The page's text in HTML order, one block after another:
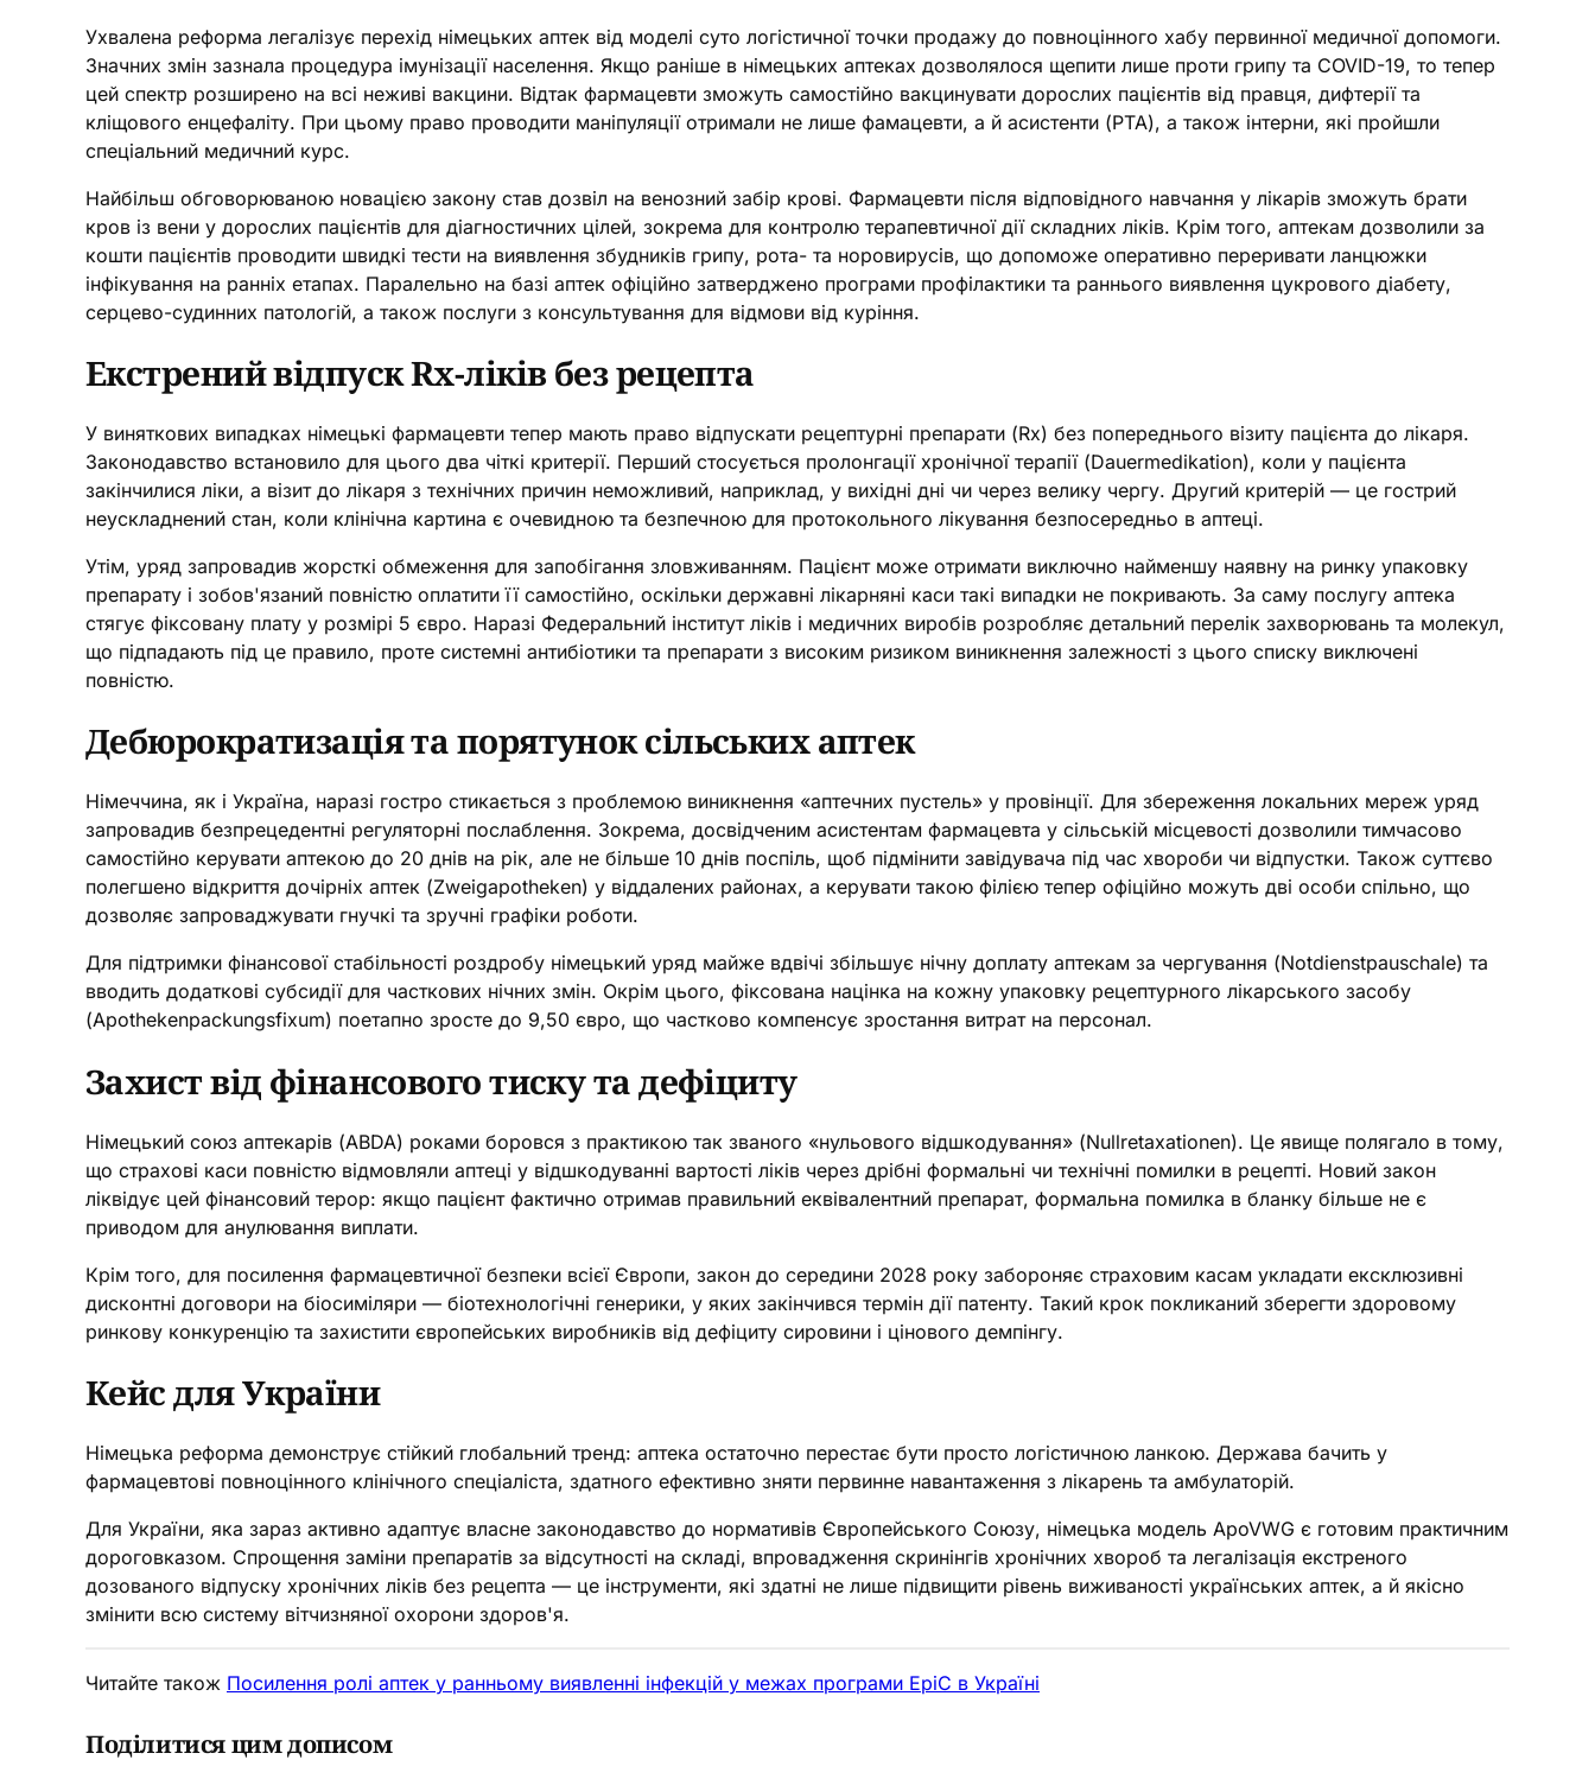
Ухвалена реформа легалізує перехід німецьких аптек від моделі суто логістичної точки продажу до повноцінного хабу первинної медичної допомоги.
Значних змін зазнала процедура імунізації населення. Якщо раніше в німецьких аптеках дозволялося щепити лише проти грипу та COVID-19, то тепер
цей спектр розширено на всі неживі вакцини. Відтак фармацевти зможуть самостійно вакцинувати дорослих пацієнтів від правця, дифтерії та
кліщового енцефаліту. При цьому право проводити маніпуляції отримали не лише фамацевти, а й асистенти (PTA), а також інтерни, які пройшли
спеціальний медичний курс.
Найбільш обговорюваною новацією закону став дозвіл на венозний забір крові. Фармацевти після відповідного навчання у лікарів зможуть брати
кров із вени у дорослих пацієнтів для діагностичних цілей, зокрема для контролю терапевтичної дії складних ліків. Крім того, аптекам дозволили за
кошти пацієнтів проводити швидкі тести на виявлення збудників грипу, рота- та норовирусів, що допоможе оперативно переривати ланцюжки
інфікування на ранніх етапах. Паралельно на базі аптек офіційно затверджено програми профілактики та раннього виявлення цукрового діабету,
серцево-судинних патологій, а також послуги з консультування для відмови від куріння.
Екстрений відпуск Rx-ліків без рецепта
У виняткових випадках німецькі фармацевти тепер мають право відпускати рецептурні препарати (Rx) без попереднього візиту пацієнта до лікаря.
Законодавство встановило для цього два чіткі критерії. Перший стосується пролонгації хронічної терапії (Dauermedikation), коли у пацієнта
закінчилися ліки, а візит до лікаря з технічних причин неможливий, наприклад, у вихідні дні чи через велику чергу. Другий критерій — це гострий
неускладнений стан, коли клінічна картина є очевидною та безпечною для протокольного лікування безпосередньо в аптеці.
Утім, уряд запровадив жорсткі обмеження для запобігання зловживанням. Пацієнт може отримати виключно найменшу наявну на ринку упаковку
препарату і зобов'язаний повністю оплатити її самостійно, оскільки державні лікарняні каси такі випадки не покривають. За саму послугу аптека
стягує фіксовану плату у розмірі 5 євро. Наразі Федеральний інститут ліків і медичних виробів розробляє детальний перелік захворювань та молекул,
що підпадають під це правило, проте системні антибіотики та препарати з високим ризиком виникнення залежності з цього списку виключені
повністю.
Дебюрократизація та порятунок сільських аптек
Німеччина, як і Україна, наразі гостро стикається з проблемою виникнення «аптечних пустель» у провінції. Для збереження локальних мереж уряд
запровадив безпрецедентні регуляторні послаблення. Зокрема, досвідченим асистентам фармацевта у сільській місцевості дозволили тимчасово
самостійно керувати аптекою до 20 днів на рік, але не більше 10 днів поспіль, щоб підмінити завідувача під час хвороби чи відпустки. Також суттєво
полегшено відкриття дочірніх аптек (Zweigapotheken) у віддалених районах, а керувати такою філією тепер офіційно можуть дві особи спільно, що
дозволяє запроваджувати гнучкі та зручні графіки роботи.
Для підтримки фінансової стабільності роздробу німецький уряд майже вдвічі збільшує нічну доплату аптекам за чергування (Notdienstpauschale) та
вводить додаткові субсидії для часткових нічних змін. Окрім цього, фіксована націнка на кожну упаковку рецептурного лікарського засобу
(Apothekenpackungsfixum) поетапно зросте до 9,50 євро, що частково компенсує зростання витрат на персонал.
Захист від фінансового тиску та дефіциту
Німецький союз аптекарів (ABDA) роками боровся з практикою так званого «нульового відшкодування» (Nullretaxationen). Це явище полягало в тому,
що страхові каси повністю відмовляли аптеці у відшкодуванні вартості ліків через дрібні формальні чи технічні помилки в рецепті. Новий закон
ліквідує цей фінансовий терор: якщо пацієнт фактично отримав правильний еквівалентний препарат, формальна помилка в бланку більше не є
приводом для анулювання виплати.
Крім того, для посилення фармацевтичної безпеки всієї Європи, закон до середини 2028 року забороняє страховим касам укладати ексклюзивні
дисконтні договори на біосиміляри — біотехнологічні генерики, у яких закінчився термін дії патенту. Такий крок покликаний зберегти здоровому
ринкову конкуренцію та захистити європейських виробників від дефіциту сировини і цінового демпінгу.
Кейс для України
Німецька реформа демонструє стійкий глобальний тренд: аптека остаточно перестає бути просто логістичною ланкою. Держава бачить у
фармацевтові повноцінного клінічного спеціаліста, здатного ефективно зняти первинне навантаження з лікарень та амбулаторій.
Для України, яка зараз активно адаптує власне законодавство до нормативів Європейського Союзу, німецька модель ApoVWG є готовим практичним
дороговказом. Спрощення заміни препаратів за відсутності на складі, впровадження скринінгів хронічних хвороб та легалізація екстреного
дозованого відпуску хронічних ліків без рецепта — це інструменти, які здатні не лише підвищити рівень виживаності українських аптек, а й якісно
змінити всю систему вітчизняної охорони здоров'я.
Читайте також Посилення ролі аптек у ранньому виявленні інфекцій у межах програми EpiC в Україні
Поділитися цим дописом